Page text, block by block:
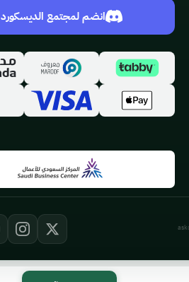
انضم لمجتمع الديسكورد